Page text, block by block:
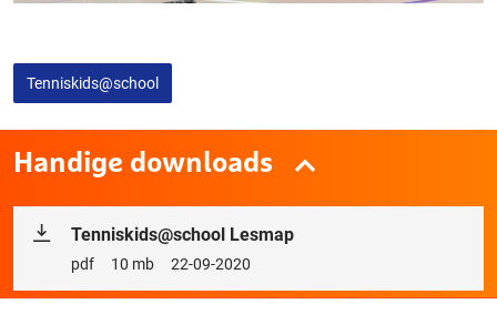
Tenniskids@school
Handige downloads
Tenniskids@school Lesmap
Bestandstype
pdf Bestandsgrootte
10 mb Releasedatum
22-09-2020